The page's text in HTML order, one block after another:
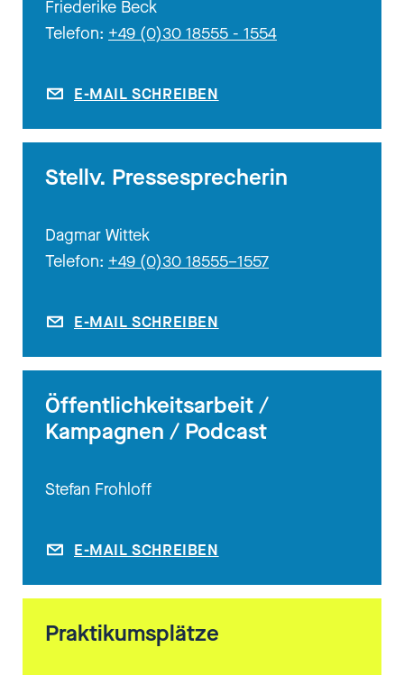
Friederike Beck
Telefon: +49 (0)30 18555 - 1554
E-MAIL SCHREIBEN
Stellv. Pressesprecherin
Dagmar Wittek
Telefon: +49 (0)30 18555–1557
E-MAIL SCHREIBEN
Öffentlichkeitsarbeit /
Kampagnen / Podcast
Stefan Frohloff
E-MAIL SCHREIBEN
Praktikumsplätze